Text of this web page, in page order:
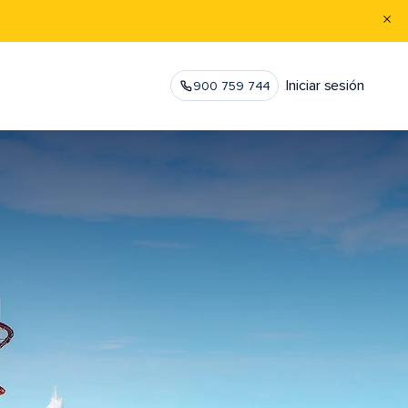
900 759 744 Iniciar sesión